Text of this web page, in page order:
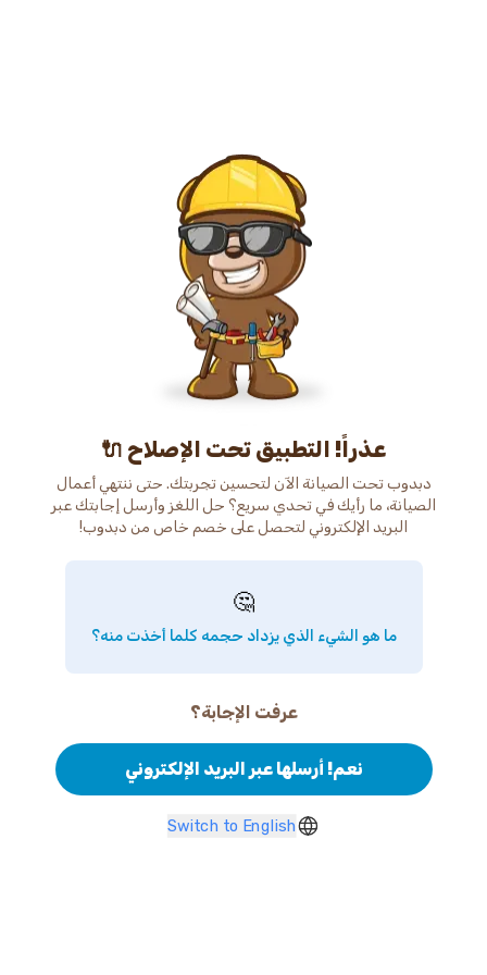
عذراً! التطبيق تحت الإصلاح 🔌
دبدوب تحت الصيانة الآن لتحسين تجربتك. حتى ننتهي أعمال
الصيانة، ما رأيك في تحدي سريع؟ حل اللغز وأرسل إجابتك عبر
البريد الإلكتروني لتحصل على خصم خاص من دبدوب!
🤔
ما هو الشيء الذي يزداد حجمه كلما أخذت منه؟
عرفت الإجابة؟
نعم! أرسلها عبر البريد الإلكتروني
Switch to English